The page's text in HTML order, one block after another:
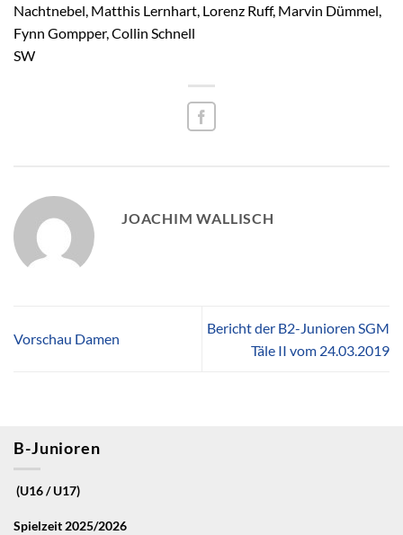
Nachtnebel, Matthis Lernhart, Lorenz Ruff, Marvin Dümmel,
Fynn Gompper, Collin Schnell
SW
JOACHIM WALLISCH
Vorschau Damen
Bericht der B2-Junioren SGM
Täle II vom 24.03.2019
B-Junioren
(U16 / U17)
Spielzeit 2025/2026